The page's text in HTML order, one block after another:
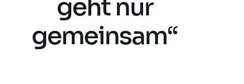
geht nur
gemeinsam“